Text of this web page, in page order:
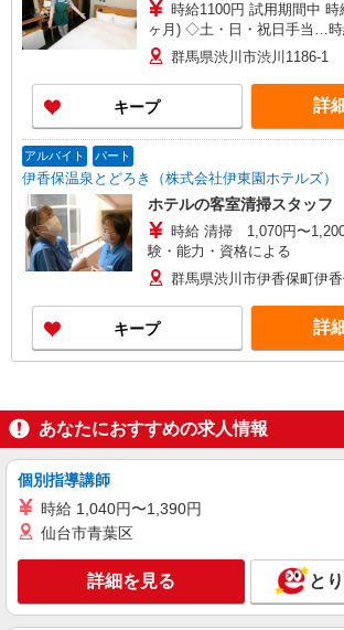
時給1100円 試用期間中
ヶ月) ◇土・日・祝日手当…
群馬県渋川市渋川1186-1
キープ 詳
アルバイト パート
伊香保温泉とどろき（株式会社伊東園ホテルズ）
ホテルの客室清掃スタッフ
時給 清掃 1,070円〜1,200円 ※給与幅
験・能力・資格による
群馬県渋川市伊香保町伊
キープ 詳
あなたにおすすめの求人情報
個別指導講師
時給 1,040円〜1,390円
仙台市青葉区
詳細を見る と